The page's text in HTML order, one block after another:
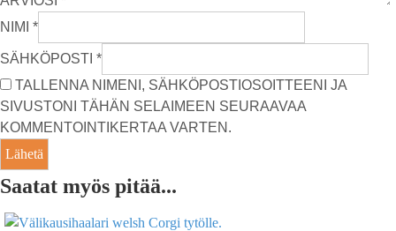
NIMI *
SÄHKÖPOSTI *
TALLENNA NIMENI, SÄHKÖPOSTIOSOITTEENI JA
SIVUSTONI TÄHÄN SELAIMEEN SEURAAVAA
KOMMENTOINTIKERTAA VARTEN.
Saatat myös pitää...